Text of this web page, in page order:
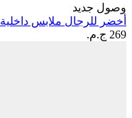
وصول جديد
أخضر للرجال ملابس داخلية
269 ج.م.‏